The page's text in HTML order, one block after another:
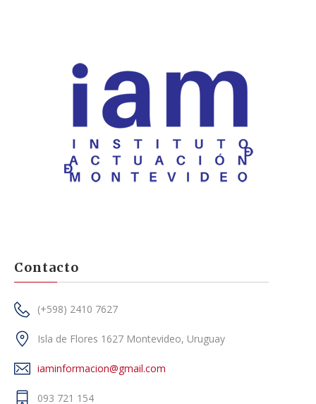
Contacto
(+598) 2410 7627
Isla de Flores 1627 Montevideo, Uruguay
iaminformacion@gmail.com
093 721 154